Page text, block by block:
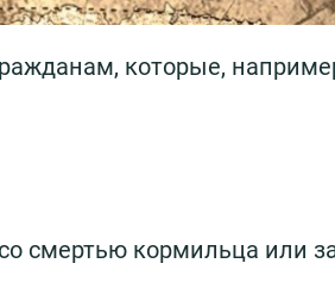
которые,
смертью кормильца или